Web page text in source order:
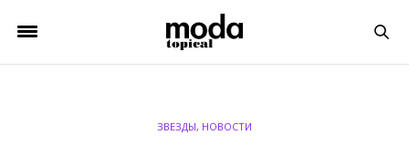
ЗВЕЗДЫ, НОВОСТИ